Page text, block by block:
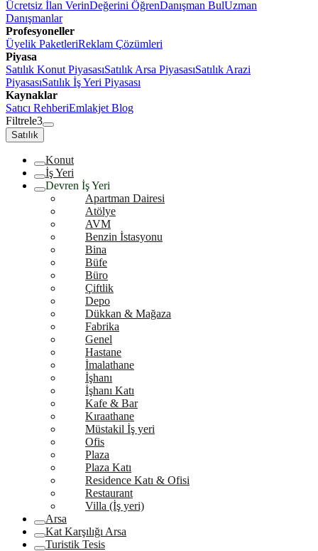
Ücretsiz İlan VerinDeğerini ÖğrenDanışman BulUzman
Danışmanlar
Profesyoneller
Üyelik PaketleriReklam Çözümleri
Piyasa
Satılık Konut PiyasasıSatılık Arsa PiyasasıSatılık Arazi
PiyasasıSatılık İş Yeri Piyasası
Kaynaklar
Satıcı RehberiEmlakjet Blog
Filtrele3
Satılık
Konut
İş Yeri
Devren İş Yeri
Apartman Dairesi
Atölye
AVM
Benzin İstasyonu
Bina
Büfe
Büro
Çiftlik
Depo
Dükkan & Mağaza
Fabrika
Genel
Hastane
İmalathane
İşhanı
İşhanı Katı
Kafe & Bar
Kıraathane
Müstakil İş yeri
Ofis
Plaza
Plaza Katı
Residence Katı & Ofisi
Restaurant
Villa (İş yeri)
Arsa
Kat Karşılığı Arsa
Turistik Tesis